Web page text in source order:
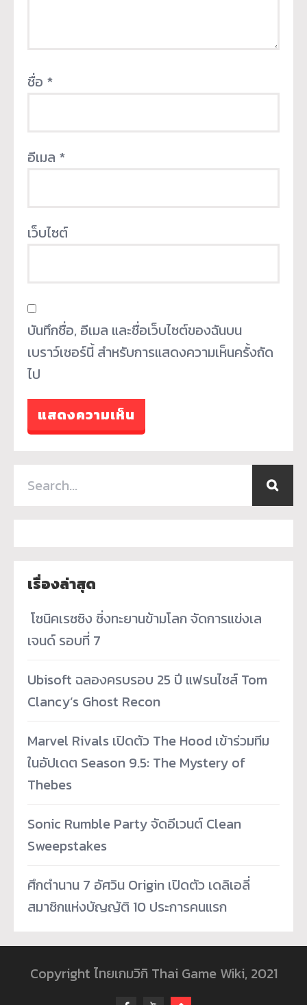
ชื่อ *
อีเมล *
เว็บไซต์
บันทึกชื่อ, อีเมล และชื่อเว็บไซต์ของฉันบน
เบราว์เซอร์นี้ สำหรับการแสดงความเห็นครั้งถัด
ไป
เรื่องล่าสุด
­ โซนิคเรซซิง ซิ่งทะยานข้ามโลก จัดการแข่งเล
เจนด์ รอบที่ 7
Ubisoft ฉลองครบรอบ 25 ปี แฟรนไชส์ Tom
Clancy’s Ghost Recon
Marvel Rivals เปิดตัว The Hood เข้าร่วมทีม
ในอัปเดต Season 9.5: The Mystery of
Thebes
Sonic Rumble Party จัดอีเวนต์ Clean
Sweepstakes
ศึกตำนาน 7 อัศวิน Origin เปิดตัว เดลิเอลี่
สมาชิกแห่งบัญญัติ 10 ประการคนแรก
Copyright ไทยเกมวิกิ Thai Game Wiki, 2021